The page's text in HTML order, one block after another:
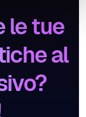
le tue
al